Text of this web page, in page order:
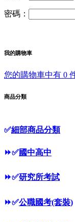
密碼：
我的購物車
您的購物車中有 0
商品分類
✅細部商品分類
⏩✅國中高中
⏩✅研究所考試
⏩✅公職國考(套裝)